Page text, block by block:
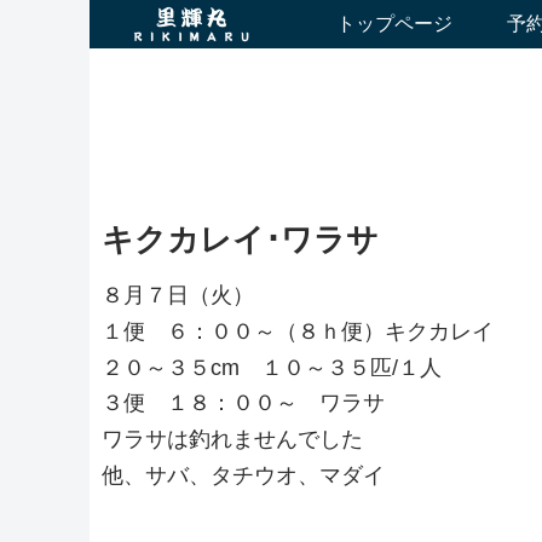
トップページ 予
キクカレイ･ワラサ
８月７日（火）
１便 ６：００～（８ｈ便）キクカレイ
２０～３５cm １０～３５匹/１人
３便 １８：００～ ワラサ
ワラサは釣れませんでした
他、サバ、タチウオ、マダイ